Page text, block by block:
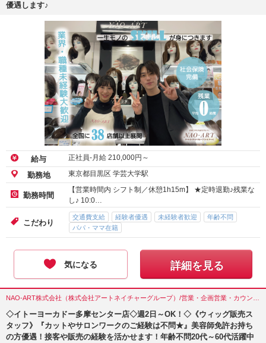
優遇します♪
給与 正社員-月給 210,000円～
勤務地 東京都目黒区 学芸大学駅
勤務時間
【営業時間内 シフト制／休憩1h15m】 ★定時退勤♪残業な
し♪ 10:0…
こだわり
交通費支給 経験者優遇 未経験者歓迎
年齢不問
パパ・ママ在籍
気になる 詳細を見る
◇イトーヨーカドー多摩センター店◇週2日～OK！◇《ウィッグ販売ス
タッフ》『カットやサロンワークのご経験は不問★』美容師免許お持ち
の方優遇！接客や販売の経験を活かせます！年齢不問20代～60代活躍中